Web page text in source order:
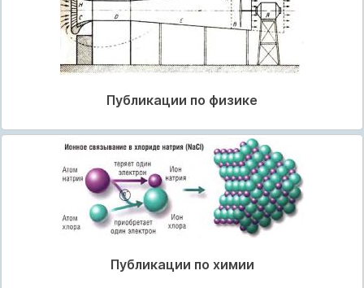
Публикации по физике
Публикации по химии